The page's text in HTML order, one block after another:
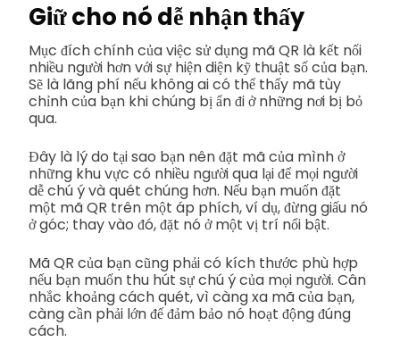
Giữ cho nó dễ nhận thấy
Mục đích chính của việc sử dụng mã QR là kết nối
nhiều người hơn với sự hiện diện kỹ thuật số của bạn.
Sẽ là lãng phí nếu không ai có thể thấy mã tùy
chỉnh của bạn khi chúng bị ẩn đi ở những nơi bị bỏ
qua.
Đây là lý do tại sao bạn nên đặt mã của mình ở
những khu vực có nhiều người qua lại để mọi người
dễ chú ý và quét chúng hơn. Nếu bạn muốn đặt
một mã QR trên một áp phích, ví dụ, đừng giấu nó
ở góc; thay vào đó, đặt nó ở một vị trí nổi bật.
Mã QR của bạn cũng phải có kích thước phù hợp
nếu bạn muốn thu hút sự chú ý của mọi người. Cân
nhắc khoảng cách quét, vì càng xa mã của bạn,
càng cần phải lớn để đảm bảo nó hoạt động đúng
cách.